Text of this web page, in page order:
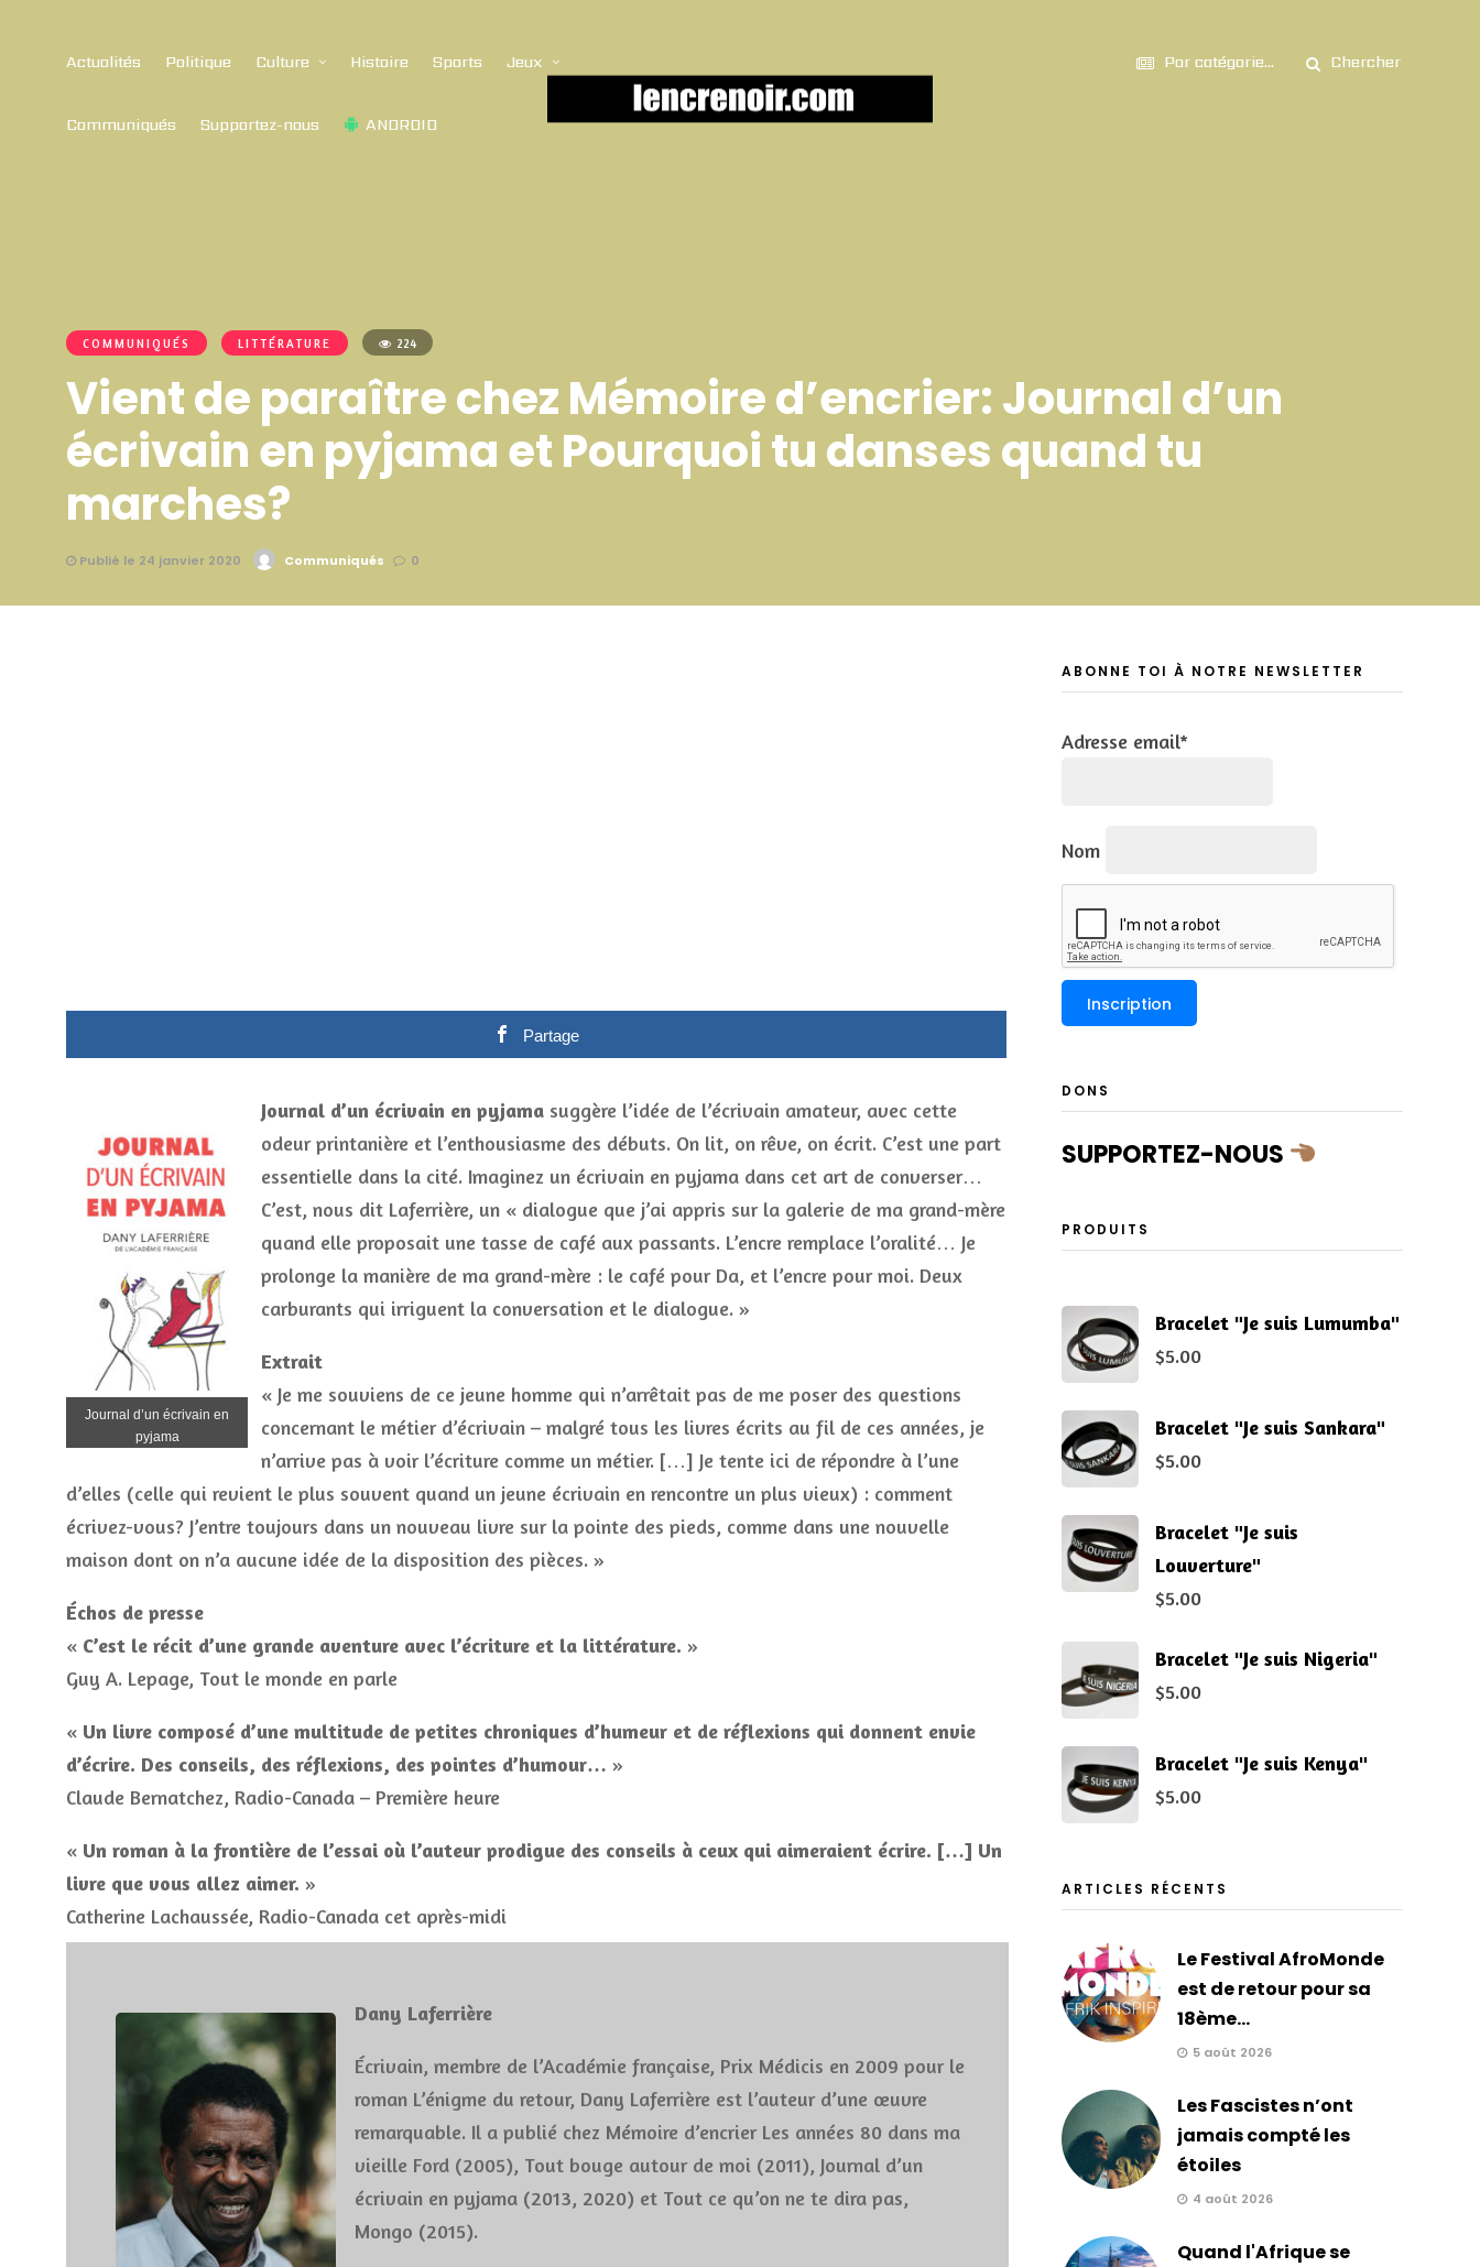
Actualités Politique Culture Histoire Sports Jeux
Communiqués Supportez-nous ANDROID
Par catégorie... Chercher
COMMUNIQUÉS LITTÉRATURE 224
Vient de paraître chez Mémoire d’encrier: Journal d’un
écrivain en pyjama et Pourquoi tu danses quand tu
marches?
Publié le 24 janvier 2020 Communiqués 0
Partage
Journal d’un écrivain en
pyjama
Journal d’un écrivain en pyjama suggère l’idée de l’écrivain amateur, avec cette
odeur printanière et l’enthousiasme des débuts. On lit, on rêve, on écrit. C’est une part
essentielle dans la cité. Imaginez un écrivain en pyjama dans cet art de converser…
C’est, nous dit Laferrière, un « dialogue que j’ai appris sur la galerie de ma grand-mère
quand elle proposait une tasse de café aux passants. L’encre remplace l’oralité… Je
prolonge la manière de ma grand-mère : le café pour Da, et l’encre pour moi. Deux
carburants qui irriguent la conversation et le dialogue. »
Extrait
« Je me souviens de ce jeune homme qui n’arrêtait pas de me poser des questions
concernant le métier d’écrivain – malgré tous les livres écrits au fil de ces années, je
n’arrive pas à voir l’écriture comme un métier. […] Je tente ici de répondre à l’une
d’elles (celle qui revient le plus souvent quand un jeune écrivain en rencontre un plus vieux) : comment
écrivez-vous? J’entre toujours dans un nouveau livre sur la pointe des pieds, comme dans une nouvelle
maison dont on n’a aucune idée de la disposition des pièces. »
Échos de presse
« C’est le récit d’une grande aventure avec l’écriture et la littérature. »
Guy A. Lepage, Tout le monde en parle
« Un livre composé d’une multitude de petites chroniques d’humeur et de réflexions qui donnent envie
d’écrire. Des conseils, des réflexions, des pointes d’humour… »
Claude Bernatchez, Radio-Canada – Première heure
« Un roman à la frontière de l’essai où l’auteur prodigue des conseils à ceux qui aimeraient écrire. […] Un
livre que vous allez aimer. »
Catherine Lachaussée, Radio-Canada cet après-midi
Dany Laferrière
Écrivain, membre de l’Académie française, Prix Médicis en 2009 pour le
roman L’énigme du retour, Dany Laferrière est l’auteur d’une œuvre
remarquable. Il a publié chez Mémoire d’encrier Les années 80 dans ma
vieille Ford (2005), Tout bouge autour de moi (2011), Journal d’un
écrivain en pyjama (2013, 2020) et Tout ce qu’on ne te dira pas,
Mongo (2015).
ABONNE TOI À NOTRE NEWSLETTER
Adresse email*
Nom
DONS
SUPPORTEZ-NOUS
PRODUITS
Bracelet "Je suis Lumumba"
$5.00
Bracelet "Je suis Sankara"
$5.00
Bracelet "Je suis
Louverture"
$5.00
Bracelet "Je suis Nigeria"
$5.00
Bracelet "Je suis Kenya"
$5.00
ARTICLES RÉCENTS
Le Festival AfroMonde
est de retour pour sa
18ème...
5 août 2026
Les Fascistes n’ont
jamais compté les
étoiles
4 août 2026
Quand l'Afrique se